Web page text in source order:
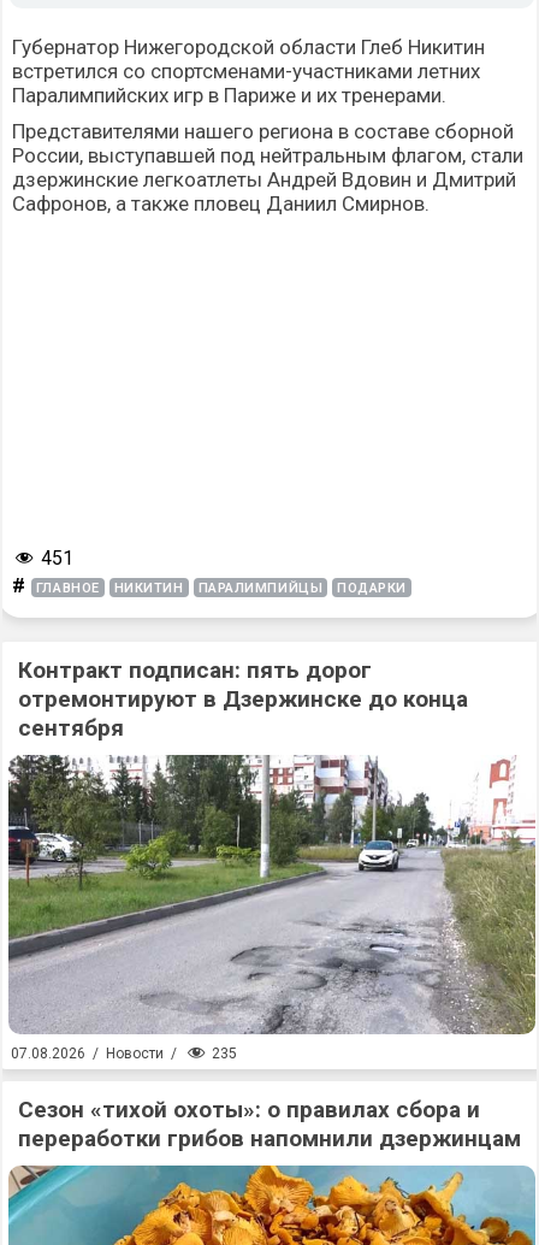
Губернатор Нижегородской области Глеб Никитин
встретился со спортсменами-участниками летних
Паралимпийских игр в Париже и их тренерами.
Представителями нашего региона в составе сборной
России, выступавшей под нейтральным флагом, стали
дзержинские легкоатлеты Андрей Вдовин и Дмитрий
Сафронов, а также пловец Даниил Смирнов.
451
# ГЛАВНОЕ НИКИТИН ПАРАЛИМПИЙЦЫ ПОДАРКИ
Контракт подписан: пять дорог
отремонтируют в Дзержинске до конца
сентября
07.08.2026 / Новости / 235
Сезон «тихой охоты»: о правилах сбора и
переработки грибов напомнили дзержинцам